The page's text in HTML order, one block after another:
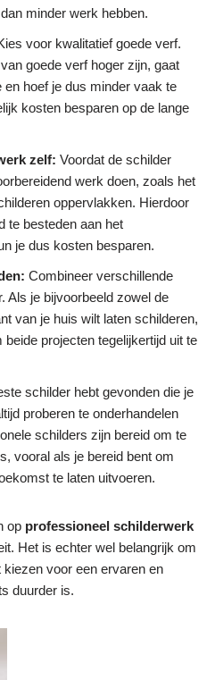
minder werk hebben.
voor kwalitatief goede verf.
goede verf hoger zijn, gaat
hoef je dus minder vaak te
kosten besparen op de lange
zelf: Voordat de schilder
werk doen, zoals het
oppervlakken. Hierdoor
te besteden aan het
je dus kosten besparen.
Combineer verschillende
Als je bijvoorbeeld zowel de
van je huis wilt laten schilderen,
projecten tegelijkertijd uit te
schilder hebt gevonden die je
proberen te onderhandelen
schilders zijn bereid om te
vooral als je bereid bent om
te laten uitvoeren.
op professioneel schilderwerk
Het is echter wel belangrijk om
kiezen voor een ervaren en
duurder is.